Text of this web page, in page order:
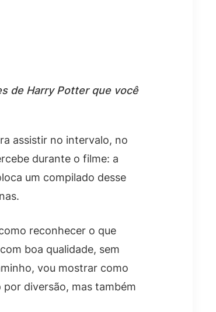
de Harry Potter que você
assistir no intervalo, no
durante o filme: a
um compilado desse
reconhecer o que
boa qualidade, sem
vou mostrar como
diversão, mas também